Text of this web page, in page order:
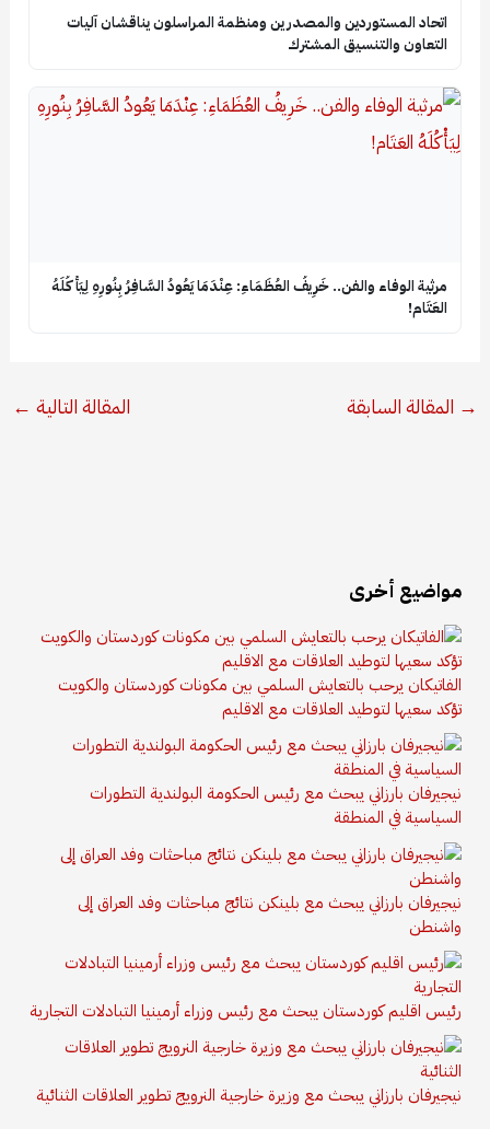
اتحاد المستوردين والمصدرين ومنظمة المراسلون يناقشان آليات
التعاون والتنسيق المشترك
​مرثية الوفاء والفن.. خَرِيفُ العُظَمَاءِ: عِنْدَمَا يَعُودُ السَّافِرُ بِنُورِهِ لِيَأْكُلَهُ
العَتَام!
→ المقالة السابقة المقالة التالية ←
مواضيع أخرى
الفاتيكان يرحب بالتعايش السلمي بين مكونات كوردستان والكويت
تؤكد سعيها لتوطيد العلاقات مع الاقليم
نيجيرفان بارزاني يبحث مع رئيس الحكومة البولندية التطورات
السياسية في المنطقة
نيجيرفان بارزاني يبحث مع بلينكن نتائج مباحثات وفد العراق إلى
واشنطن
رئيس اقليم كوردستان يبحث مع رئيس وزراء أرمينيا التبادلات التجارية
نيجيرفان بارزاني يبحث مع وزيرة خارجية النرويج تطوير العلاقات الثنائية